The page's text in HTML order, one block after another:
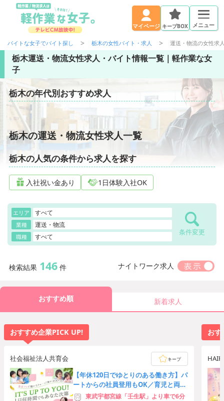
マイページ キープBOX メニュー
バイトな女子でバイト探し 栃木の女性バイト・求人 運送・物流の女性求
栃木運送・物流女性求人・バイト情報一覧｜軽作業な女
子
栃木の年代別おすすめ求人
栃木の運送・物流女性求人一覧
栃木の人気の条件から求人を探す
入社祝い金あり 1日体験入社OK
エリア すべて
業種 運送・物流
職種 すべて 条件変更
検索結果 146 件 ナイトワーク求人
おすすめ順 新着求人
おすすめ企業PICK UP!
社会福祉法人共育会 キープ
【年休120日でゆとりのある働き方】パ
ートからの社員登用もOK／育児と両立
しやすい環境を整えています
東武宇都宮線「壬生駅」より車で6分
おす